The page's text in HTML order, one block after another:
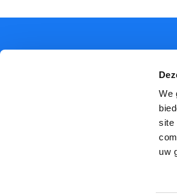
We
site
uw
+ 32 (0)16 84 88 82